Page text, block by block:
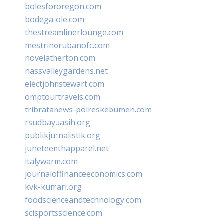
bolesfororegon.com
bodega-ole.com
thestreamlinerlounge.com
mestrinorubanofc.com
novelatherton.com
nassvalleygardens.net
electjohnstewart.com
omptourtravels.com
tribratanews-polreskebumen.com
rsudbayuasih.org
publikjurnalistik.org
juneteenthapparel.net
italywarm.com
journaloffinanceeconomics.com
kvk-kumari.org
foodscienceandtechnology.com
scisportsscience.com